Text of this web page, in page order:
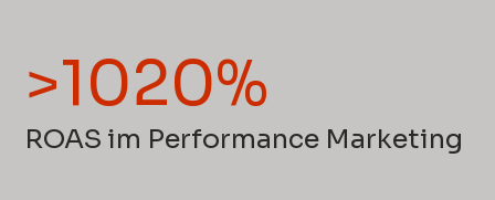
>1020%
ROAS im Performance Marketing